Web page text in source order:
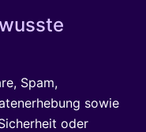
Spam,
sowie
oder